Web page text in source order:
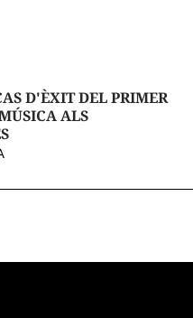
D'ÈXIT DEL PRIMER
ALS